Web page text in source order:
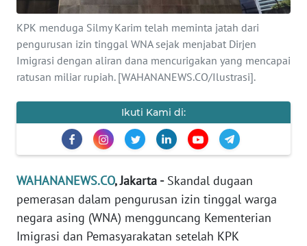
KPK menduga Silmy Karim telah meminta jatah dari
pengurusan izin tinggal WNA sejak menjabat Dirjen
Imigrasi dengan aliran dana mencurigakan yang mencapai
ratusan miliar rupiah. [WAHANANEWS.CO/Ilustrasi].
Ikuti Kami di:
WAHANANEWS.CO, Jakarta -Skandal dugaan
pemerasan dalam pengurusan izin tinggal warga
negara asing (WNA) mengguncang Kementerian
Imigrasi dan Pemasyarakatan setelah KPK
PENDIDIKAN
OLAHRAGA
OPINI
EDITORIAL
Informasi
INDEKS
BERITA